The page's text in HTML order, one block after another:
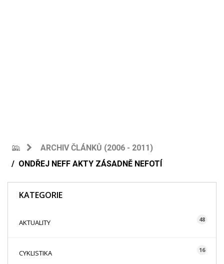
ARCHIV ČLÁNKŮ (2006 - 2011)
ONDŘEJ NEFF AKTY ZÁSADNĚ NEFOTÍ
KATEGORIE
AKTUALITY 48
CYKLISTIKA 16